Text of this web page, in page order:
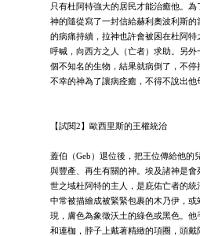
只有杜阿特強大的居民才能治癒他。為
神的隨從寫了一封信給赫利奧波利斯
的病痛持續，拉神也許會被困在杜阿
呼喊，向西方之人（亡者）求助。另
個不知名的生物，結果就病倒了，不
不幸的神為了讓病痊癒，不得不說出他
【試閱2】歐西里斯的王權統治
蓋伯（Geb）退位後，把王位傳給他的
與豐產、再生有關的神。埃及諸神是
世之域杜阿特的主人，是庇佑亡者的
中常被描繪成被緊緊包裹的木乃伊，或
現，膚色為象徵沃土的綠色或黑色。
和連枷，脖子上戴著精緻的項圈，頭戴